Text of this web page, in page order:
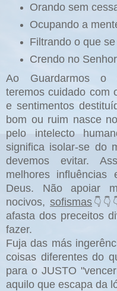
Orando sem
Ocupando a
Filtrando o que
Crendo no
Ao Guardarmos o
teremos cuidado com
e sentimentos
bom ou ruim nasce
pelo intelecto
significa isolar-se do
devemos evitar.
melhores
Deus. Não apoiar
nocivos, sofismas
afasta dos preceitos
fazer.
Fuja das más
coisas diferentes do
para o JUSTO
aquilo que escapa da